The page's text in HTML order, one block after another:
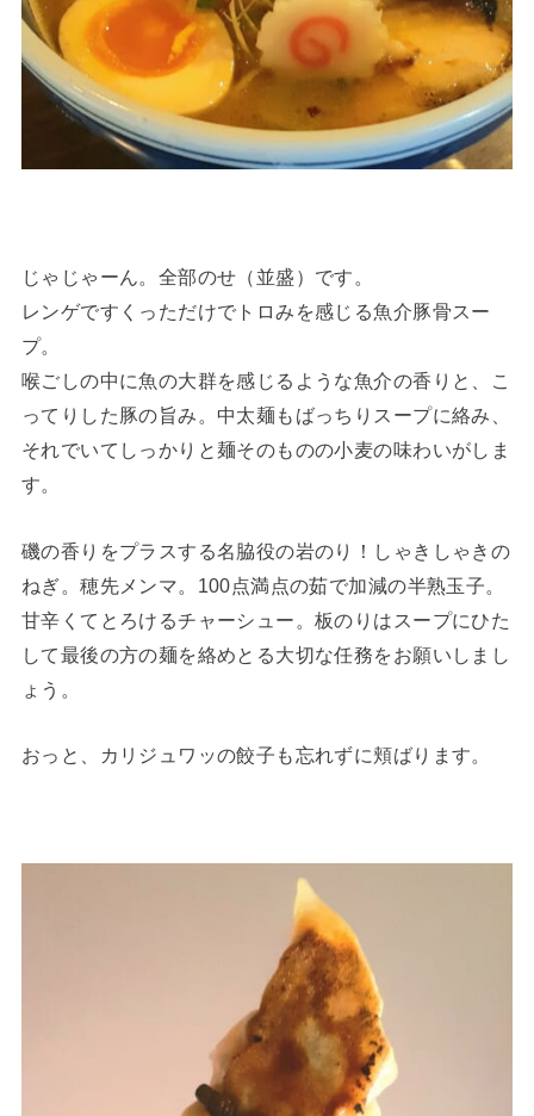
じゃじゃーん。全部のせ（並盛）です。
レンゲですくっただけでトロみを感じる魚介豚骨スー
プ。
喉ごしの中に魚の大群を感じるような魚介の香りと、こ
ってりした豚の旨み。中太麺もばっちりスープに絡み、
それでいてしっかりと麺そのものの小麦の味わいがしま
す。
磯の香りをプラスする名脇役の岩のり！しゃきしゃきの
ねぎ。穂先メンマ。100点満点の茹で加減の半熟玉子。
甘辛くてとろけるチャーシュー。板のりはスープにひた
して最後の方の麺を絡めとる大切な任務をお願いしまし
ょう。
おっと、カリジュワッの餃子も忘れずに頬ばります。